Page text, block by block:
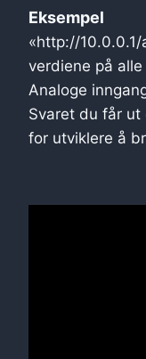
Eksempel
«http://
verdiene på
Analoge
Svaret du får
for utviklere å